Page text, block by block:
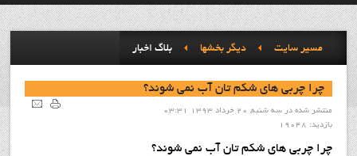
مسیر سایت ديگر بخشها بلاگ اخبار
چرا چربی های شکم تان آب نمی شوند؟
منتشر شده در سه شنبه, 20 خرداد 1393 03:31
بازدید: 19048
چرا چربی های شکم تان آب نمی شوند؟